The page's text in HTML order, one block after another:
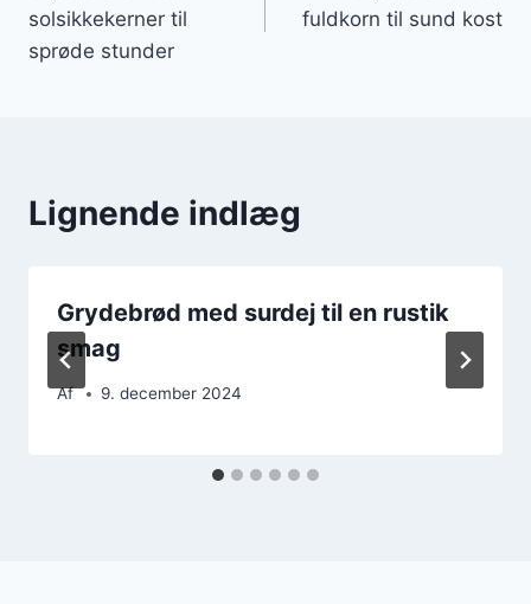
solsikkekerner til
sprøde stunder
fuldkorn til sund kost
Lignende indlæg
Grydebrød med surdej til en rustik
smag
Af 9. december 2024